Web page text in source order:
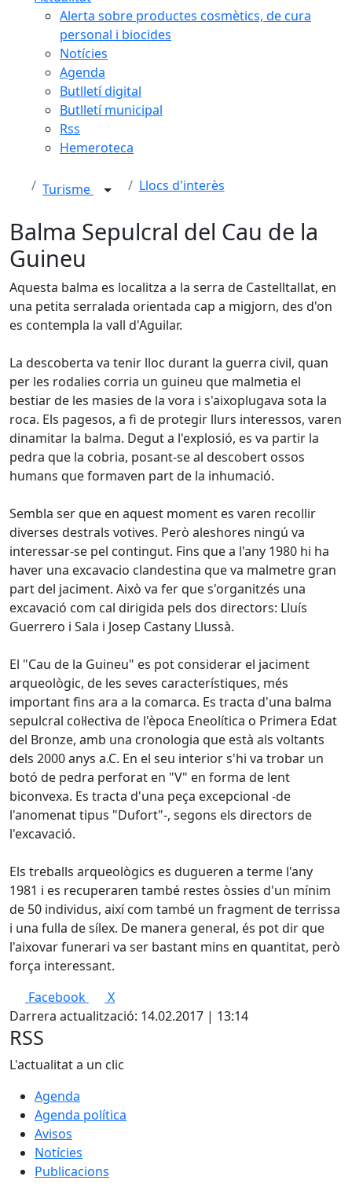
Alerta sobre productes cosmètics, de cura
personal i biocides
Notícies
Agenda
Butlletí digital
Butlletí municipal
Rss
Hemeroteca
Turisme Llocs d'interès
Balma Sepulcral del Cau de la
Guineu
Aquesta balma es localitza a la serra de Castelltallat, en
una petita serralada orientada cap a migjorn, des d'on
es contempla la vall d'Aguilar.
La descoberta va tenir lloc durant la guerra civil, quan
per les rodalies corria un guineu que malmetia el
bestiar de les masies de la vora i s'aixoplugava sota la
roca. Els pagesos, a fi de protegir llurs interessos, varen
dinamitar la balma. Degut a l'explosió, es va partir la
pedra que la cobria, posant-se al descobert ossos
humans que formaven part de la inhumació.
Sembla ser que en aquest moment es varen recollir
diverses destrals votives. Però aleshores ningú va
interessar-se pel contingut. Fins que a l'any 1980 hi ha
haver una excavacio clandestina que va malmetre gran
part del jaciment. Això va fer que s'organitzés una
excavació com cal dirigida pels dos directors: Lluís
Guerrero i Sala i Josep Castany Llussà.
El "Cau de la Guineu" es pot considerar el jaciment
arqueològic, de les seves característiques, més
important fins ara a la comarca. Es tracta d'una balma
sepulcral col·lectiva de l'època Eneolítica o Primera Edat
del Bronze, amb una cronologia que està als voltants
dels 2000 anys a.C. En el seu interior s'hi va trobar un
botó de pedra perforat en "V" en forma de lent
biconvexa. Es tracta d'una peça excepcional -de
l'anomenat tipus "Dufort"-, segons els directors de
l'excavació.
Els treballs arqueològics es dugueren a terme l'any
1981 i es recuperaren també restes òssies d'un mínim
de 50 individus, així com també un fragment de terrissa
i una fulla de sílex. De manera general, és pot dir que
l'aixovar funerari va ser bastant mins en quantitat, però
força interessant.
Facebook
X
Darrera actualització: 14.02.2017 | 13:14
RSS
L'actualitat a un clic
Agenda
Agenda política
Avisos
Notícies
Publicacions